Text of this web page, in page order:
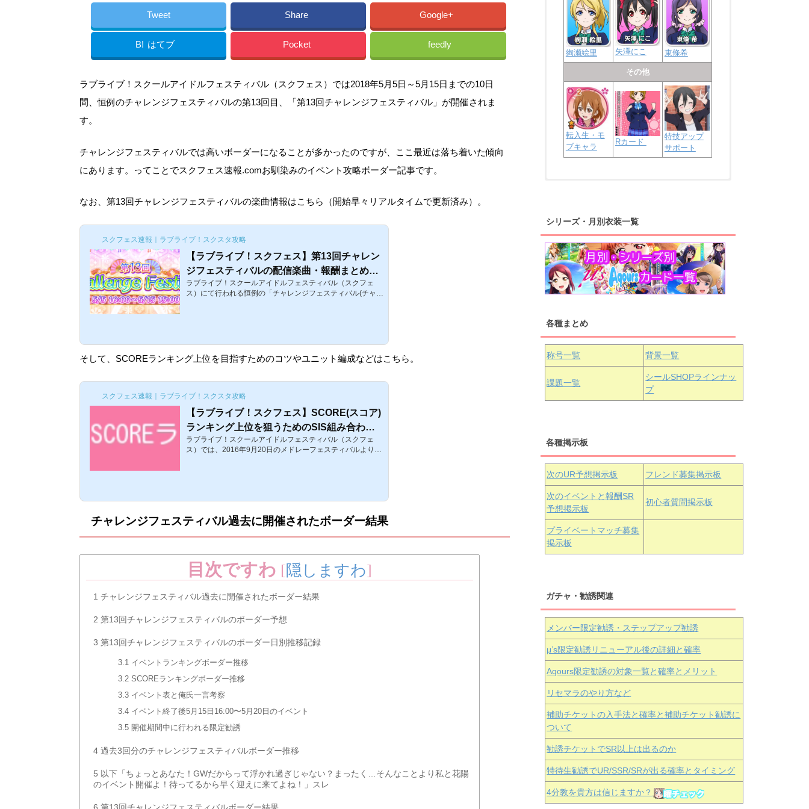
Tweet Share Google+
B! はてブ Pocket feedly
ラブライブ！スクールアイドルフェスティバル（スクフェス）では2018年5月5日～5月15日までの10日
間、恒例のチャレンジフェスティバルの第13回目、「第13回チャレンジフェスティバル」が開催されま
す。
チャレンジフェスティバルでは高いボーダーになることが多かったのですが、ここ最近は落ち着いた傾向
にあります。
ってことでスクフェス速報.comお馴染みのイベント攻略ボーダー記事です。
なお、第13回チャレンジフェスティバルの楽曲情報はこちら（開始早々リアルタイムで更新済み）。
スクフェス速報｜ラブライブ！スクスタ攻略
【ラブライブ！スクフェス】第13回チャレン
ジフェスティバルの配信楽曲・報酬まとめ
【真姫・花陽イベント】
ラブライブ！スクールアイドルフェスティバル（スクフェ
ス）にて行われる恒例の「チャレンジフェスティバル(チャレ
もらえるというイベントになります。そんな第13回目となる
「第13回チャレンジフェスティバル（チャレフェス）」の報
酬や楽曲をまとめました。第13回チャレンジフェスティバル
そして、SCOREランキング上位を目指すためのコツやユニット編成などはこちら。
スクフェス速報｜ラブライブ！スクスタ攻略
【ラブライブ！スクフェス】SCORE(スコア)
ランキング上位を狙うためのSIS組み合わ
せ・編成ハイスコア攻略
ラブライブ！スクールアイドルフェスティバル（スクフェ
ス）では、2016年9月20日のメドレーフェスティバルよりS
くらいなのか？アレンジ・特技などをまとめました。SCOR
REランキングについてです。SCOREランキングとは、フェ
チャレンジフェスティバル過去に開催されたボーダー結果
目次ですわ [隠しますわ]
1 チャレンジフェスティバル過去に開催されたボーダー結果
2 第13回チャレンジフェスティバルのボーダー予想
3 第13回チャレンジフェスティバルのボーダー日別推移記録
3.1 イベントランキングボーダー推移
3.2 SCOREランキングボーダー推移
3.3 イベント表と俺氏一言考察
3.4 イベント終了後5月15日16:00〜5月20日のイベント
3.5 開催期間中に行われる限定勧誘
4 過去3回分のチャレンジフェスティバルボーダー推移
5 以下「ちょっとあなた！GWだからって浮かれ過ぎじゃない？まったく…そんなことより私と花陽
のイベント開催よ！待ってるから早く迎えに来てよね！」スレ
6 第13回チャレンジフェスティバルボーダー結果
絢瀬絵里 矢澤にこ 東條希
その他
転入生・モ
ブキャラ
Rカード
特技アップ
サポート
桜内梨子 高海千歌 渡辺曜
浦の星女学院1年生
津島善子 黒澤ルビィ 国木田花丸
浦の星女学院3年生
黒澤ダイヤ
上原歩夢 宮下愛 優木せつ菜
虹ヶ咲学園1年生
中須かすみ 天王寺璃奈 桜坂しずく
近江彼方
エマ・ヴェ
シリーズ・月別衣装一覧
各種まとめ
称号一覧 背景一覧
課題一覧
シールSHOPラインナッ
プ
各種掲示板
次のUR予想掲示板 フレンド募集掲示板
次のイベントと報酬SR
予想掲示板
初心者質問掲示板
プライベートマッチ募集
掲示板
ガチャ・勧誘関連
メンバー限定勧誘・ステップアップ勧誘
μ’s限定勧誘リニューアル後の詳細と確率
Aqours限定勧誘の対象一覧と確率とメリット
リセマラのやり方など
補助チケットの入手法と確率と補助チケット勧誘に
ついて
勧誘チケットでSR以上は出るのか
特待生勧誘でUR/SSR/SRが出る確率とタイミング
4分教を貴方は信じますか？